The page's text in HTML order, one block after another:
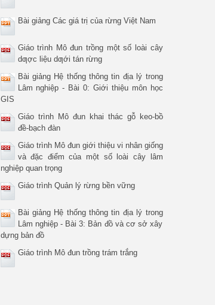
Bài giảng Các giá trị của rừng Việt Nam
Giáo trình Mô đun trồng một số loài cây
dƣợc liệu dƣới tán rừng
Bài giảng Hệ thống thông tin địa lý trong
Lâm nghiệp - Bài 0: Giới thiệu môn học
GIS
Giáo trình Mô đun khai thác gỗ keo-bồ
đề-bạch đàn
Giáo trình Mô đun giới thiệu vi nhân giống
và đặc điểm của một số loài cây lâm
nghiệp quan trọng
Giáo trình Quản lý rừng bền vững
Bài giảng Hệ thống thông tin địa lý trong
Lâm nghiệp - Bài 3: Bản đồ và cơ sở xây
dựng bản đồ
Giáo trình Mô đun trồng trám trắng